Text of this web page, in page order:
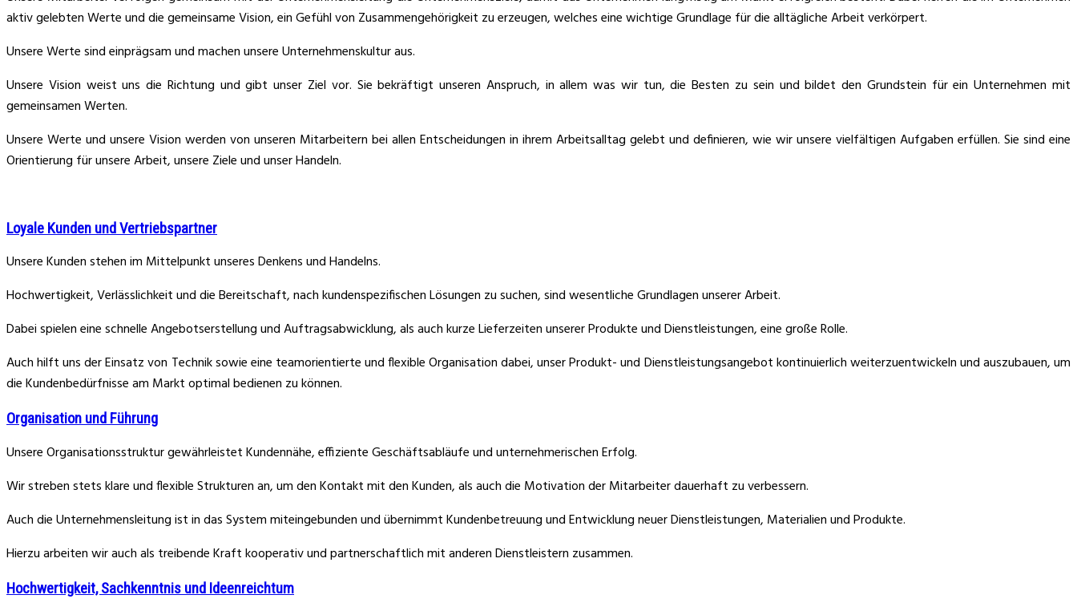
aktiv gelebten Werte und die gemeinsame Vision, ein Gefühl von Zusammengehörigkeit zu erzeugen, welches eine wichtige Grundlage für die alltägliche Arbeit verkörpert.
Unsere Werte sind einprägsam und machen unsere Unternehmenskultur aus.
Unsere Vision weist uns die Richtung und gibt unser Ziel vor. Sie bekräftigt unseren Anspruch, in allem was wir tun, die Besten zu sein und bildet den Grundstein für ein Unternehmen mit
gemeinsamen Werten.
Unsere Werte und unsere Vision werden von unseren Mitarbeitern bei allen Entscheidungen in ihrem Arbeitsalltag gelebt und definieren, wie wir unsere vielfältigen Aufgaben erfüllen. Sie sind eine
Orientierung für unsere Arbeit, unsere Ziele und unser Handeln.
Loyale Kunden und Vertriebspartner
Unsere Kunden stehen im Mittelpunkt unseres Denkens und Handelns.
Hochwertigkeit, Verlässlichkeit und die Bereitschaft, nach kundenspezifischen Lösungen zu suchen, sind wesentliche Grundlagen unserer Arbeit.
Dabei spielen eine schnelle Angebotserstellung und Auftragsabwicklung, als auch kurze Lieferzeiten unserer Produkte und Dienstleistungen, eine große Rolle.
Auch hilft uns der Einsatz von Technik sowie eine teamorientierte und flexible Organisation dabei, unser Produkt- und Dienstleistungsangebot kontinuierlich weiterzuentwickeln und auszubauen, um
die Kundenbedürfnisse am Markt optimal bedienen zu können.
Organisation und Führung
Unsere Organisationsstruktur gewährleistet Kundennähe, effiziente Geschäftsabläufe und unternehmerischen Erfolg.
Wir streben stets klare und flexible Strukturen an, um den Kontakt mit den Kunden, als auch die Motivation der Mitarbeiter dauerhaft zu verbessern.
Auch die Unternehmensleitung ist in das System miteingebunden und übernimmt Kundenbetreuung und Entwicklung neuer Dienstleistungen, Materialien und Produkte.
Hierzu arbeiten wir auch als treibende Kraft kooperativ und partnerschaftlich mit anderen Dienstleistern zusammen.
Hochwertigkeit, Sachkenntnis und Ideenreichtum